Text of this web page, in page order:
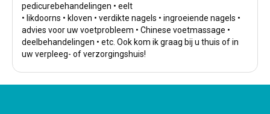
pedicurebehandelingen • eelt
• likdoorns • kloven • verdikte nagels • ingroeiende nagels •
advies voor uw voetprobleem • Chinese voetmassage •
deelbehandelingen • etc. Ook kom ik graag bij u thuis of in
uw verpleeg- of verzorgingshuis!